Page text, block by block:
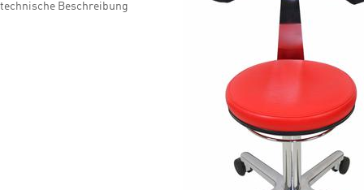
technische Beschreibung